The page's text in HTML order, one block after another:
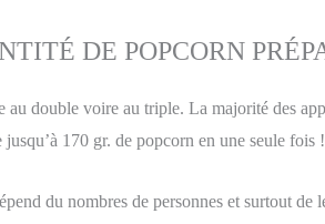
DE POPCORN
double voire au triple. La majorité des
170 gr. de popcorn en une seule fois !
du nombres de personnes et surtout de